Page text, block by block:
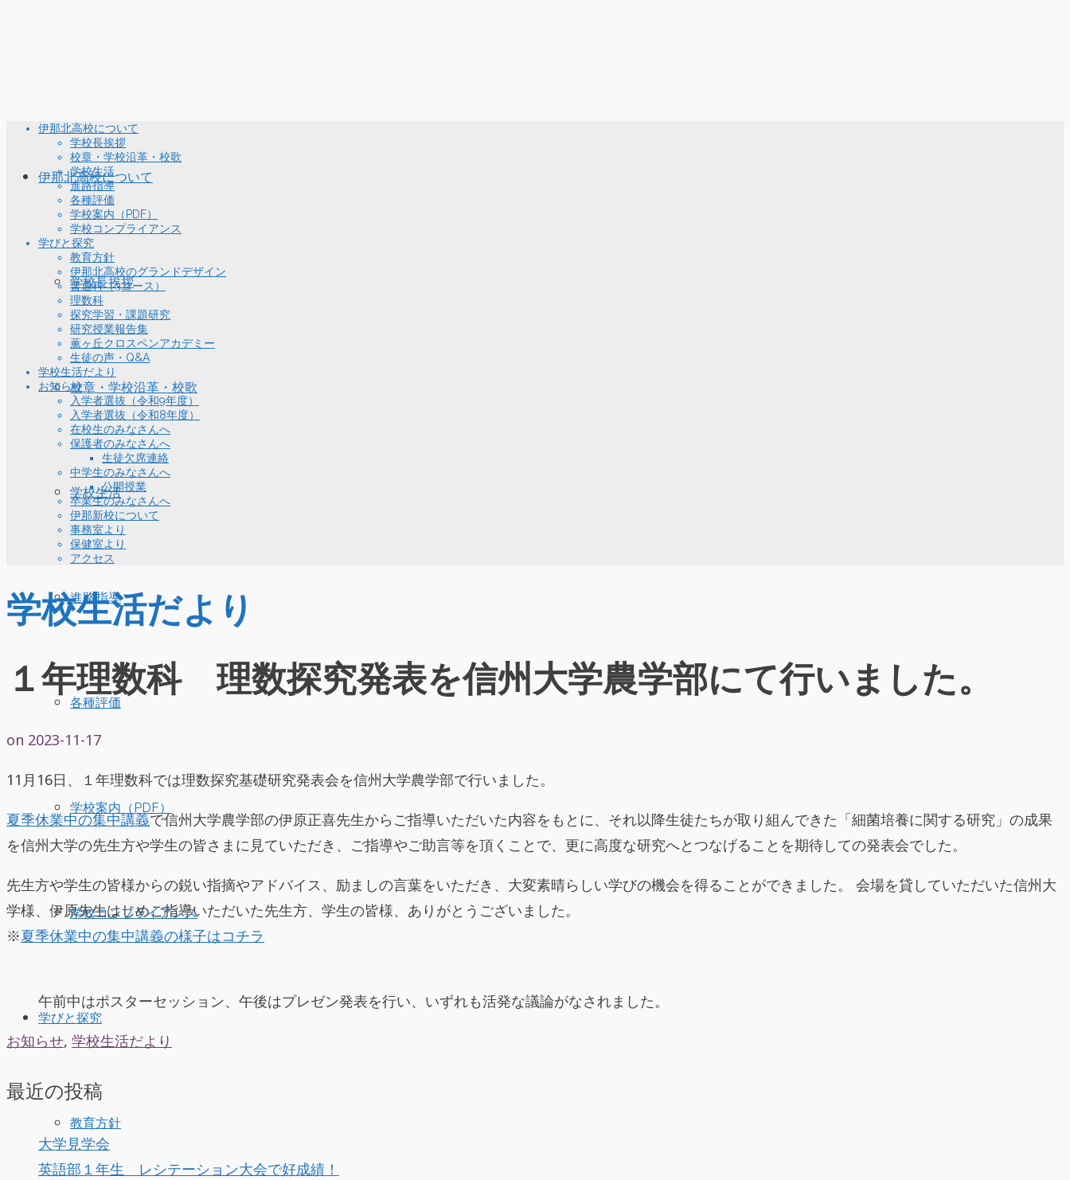
伊那北高校について
学校長挨拶
校章・学校沿革・校歌
学校生活
進路指導
各種評価
学校案内（PDF）
学校コンプライアンス
学びと探究
教育方針
伊那北高校について
学校長挨拶
校章・学校沿革・校歌
学校生活
進路指導
各種評価
学校案内（PDF）
学校コンプライアンス
学びと探究
教育方針
伊那北高校のグランドデザイン
普通科（3コース）
理数科
探究学習・課題研究
研究授業報告集
薫ヶ丘クロスペンアカデミー
生徒の声・Q&A
学校生活だより
お知らせ
入学者選抜（令和9年度）
入学者選抜（令和8年度）
在校生のみなさんへ
保護者のみなさんへ
生徒欠席連絡
中学生のみなさんへ
公開授業
卒業生のみなさんへ
伊那新校について
事務室より
保健室より
アクセス
学校生活だより
１年理数科 理数探究発表を信州大学農学部にて行いました。
on 2023-11-17
11月16日、１年理数科では理数探究基礎研究発表会を信州大学農学部で行いました。
夏季休業中の集中講義で信州大学農学部の伊原正喜先生からご指導いただいた内容をもとに、それ以降生徒たちが取り組んできた「細菌培養に関する研究」の成果
を信州大学の先生方や学生の皆さまに見ていただき、ご指導やご助言等を頂くことで、更に高度な研究へとつなげることを期待しての発表会でした。
先生方や学生の皆様からの鋭い指摘やアドバイス、励ましの言葉をいただき、大変素晴らしい学びの機会を得ることができました。 会場を貸していただいた信州大
学様、伊原先生はじめご指導いただいた先生方、学生の皆様、ありがとうございました。
※夏季休業中の集中講義の様子はコチラ
午前中はポスターセッション、午後はプレゼン発表を行い、いずれも活発な議論がなされました。
お知らせ, 学校生活だより
最近の投稿
大学見学会
英語部１年生 レシテーション大会で好成績！